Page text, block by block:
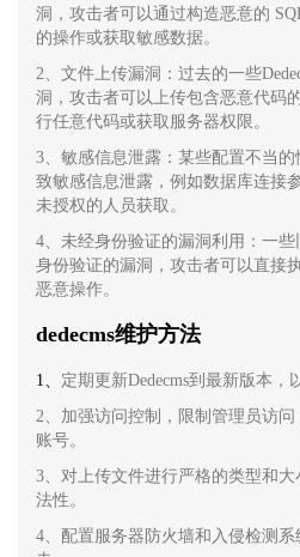
洞，攻击者可以通过构造恶意的
的操作或获取敏感数据。
2、文件上传漏洞：过去的一些
洞，攻击者可以上传包含恶意代码
行任意代码或获取服务器权限。
3、敏感信息泄露：某些配置不当的
致敏感信息泄露，例如数据库连接
未授权的人员获取。
4、未经身份验证的漏洞利用：一些
身份验证的漏洞，攻击者可以直接
恶意操作。
dedecms维护方法
1、 定期更新Dedecms到最新版本，
2、加强访问控制，限制管理员访
账号。
3、对上传文件进行严格的类型和
法性。
4、配置服务器防火墙和入侵检测